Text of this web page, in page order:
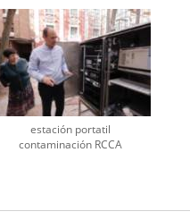
estación portatil
contaminación RCCA